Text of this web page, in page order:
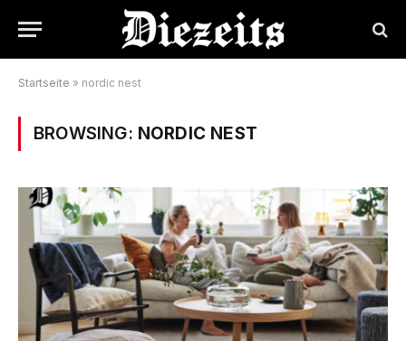
Startseite » nordic nest
BROWSING: NORDIC NEST